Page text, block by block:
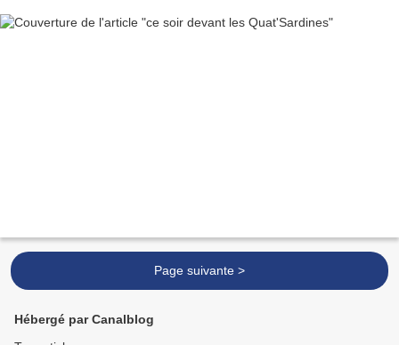
Page suivante >
Hébergé par Canalblog